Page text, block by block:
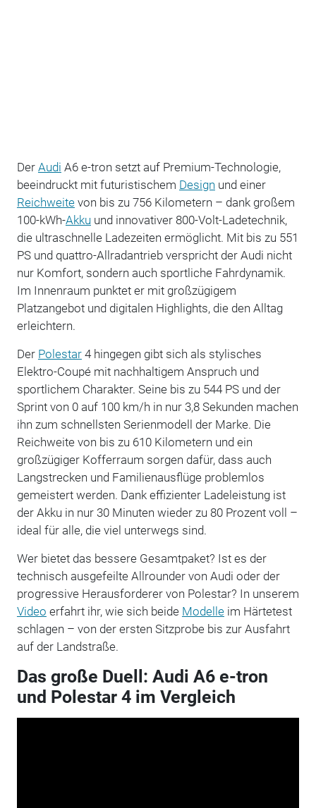
Der Audi A6 e-tron setzt auf Premium-Technologie,
beeindruckt mit futuristischem Design und einer
Reichweitevon bis zu 756 Kilometern – dank großem
100-kWh-Akku und innovativer 800-Volt-Ladetechnik,
die ultraschnelle Ladezeiten ermöglicht. Mit bis zu 551
PS und quattro-Allradantrieb verspricht der Audi nicht
nur Komfort, sondern auch sportliche Fahrdynamik.
Im Innenraum punktet er mit großzügigem
Platzangebot und digitalen Highlights, die den Alltag
erleichtern.
Der Polestar4 hingegen gibt sich als stylisches
Elektro-Coupé mit nachhaltigem Anspruch und
sportlichem Charakter. Seine bis zu 544 PS und der
Sprint von 0 auf 100 km/h in nur 3,8 Sekunden machen
ihn zum schnellsten Serienmodell der Marke. Die
Reichweite von bis zu 610 Kilometern und ein
großzügiger Kofferraum sorgen dafür, dass auch
Langstrecken und Familienausflüge problemlos
gemeistert werden. Dank effizienter Ladeleistung ist
der Akku in nur 30 Minuten wieder zu 80 Prozent voll –
ideal für alle, die viel unterwegs sind.
Wer bietet das bessere Gesamtpaket? Ist es der
technisch ausgefeilte Allrounder von Audi oder der
progressive Herausforderer von Polestar? In unserem
Video erfahrt ihr, wie sich beide Modelleim Härtetest
schlagen – von der ersten Sitzprobe bis zur Ausfahrt
auf der Landstraße.
Das große Duell: Audi A6 e-tron
und Polestar 4 im Vergleich